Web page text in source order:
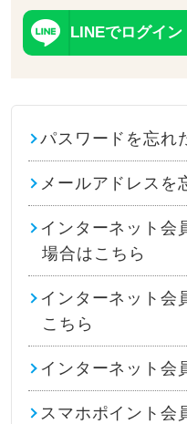
LINEでログイン
パスワードを忘れ
メールアドレスを
インターネット会
場合はこちら
インターネット会
こちら
インターネット会
スマホポイント会